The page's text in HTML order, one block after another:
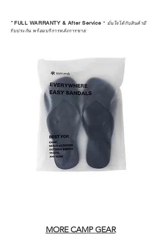
*FULL WARRANTY & After Service * มั่นใจได้กับสินค้ามี
รับประกัน พร้อมบริการหลังการขาย
MORE CAMP GEAR